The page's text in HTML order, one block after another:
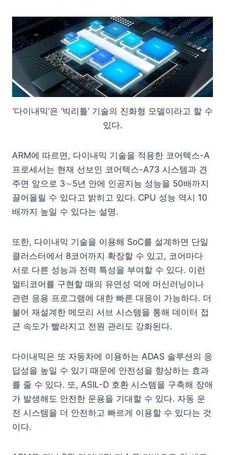
‘다이내믹’은 ‘빅리틀’ 기술의 진화형 모델이라고 할 수
있다.
ARM에 따르면, 다이내믹 기술을 적용한 코어텍스-A
프로세서는 현재 선보인 코어텍스-A73 시스템과 견
주면 앞으로 3∼5년 안에 인공지능 성능을 50배까지
끌어올릴 수 있다고 밝히고 있다. CPU 성능 역시 10
배까지 높일 수 있다는 설명.
또한, 다이내믹 기술을 이용해 SoC를 설계하면 단일
클러스터에서 8코어까지 확장할 수 있고, 코어마다
서로 다른 성능과 전력 특성을 부여할 수 있다. 이런
멀티코어를 구현할 때의 유연성 덕에 머신러닝이나
관련 응용 프로그램에 대한 빠른 대응이 가능하다. 더
불어 재설계한 메모리 서브 시스템을 통해 데이터 접
근 속도가 빨라지고 전원 관리도 강화된다.
다이내믹은 또 자동차에 이용하는 ADAS 솔루션의 응
답성을 높일 수 있기 때문에 안전성을 향상하는 효과
를 줄 수 있다. 또, ASIL-D 호환 시스템을 구축해 장애
가 발생해도 안전한 운용을 기대할 수 있다. 자동 운
전 시스템을 더 안전하고 빠르게 이용할 수 있다는 것
이다.